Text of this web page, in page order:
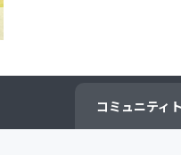
CAMPFIRE for
コミュニティ